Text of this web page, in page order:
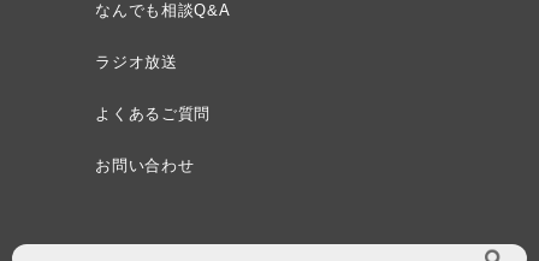
なんでも相談Q&A
ラジオ放送
よくあるご質問
お問い合わせ